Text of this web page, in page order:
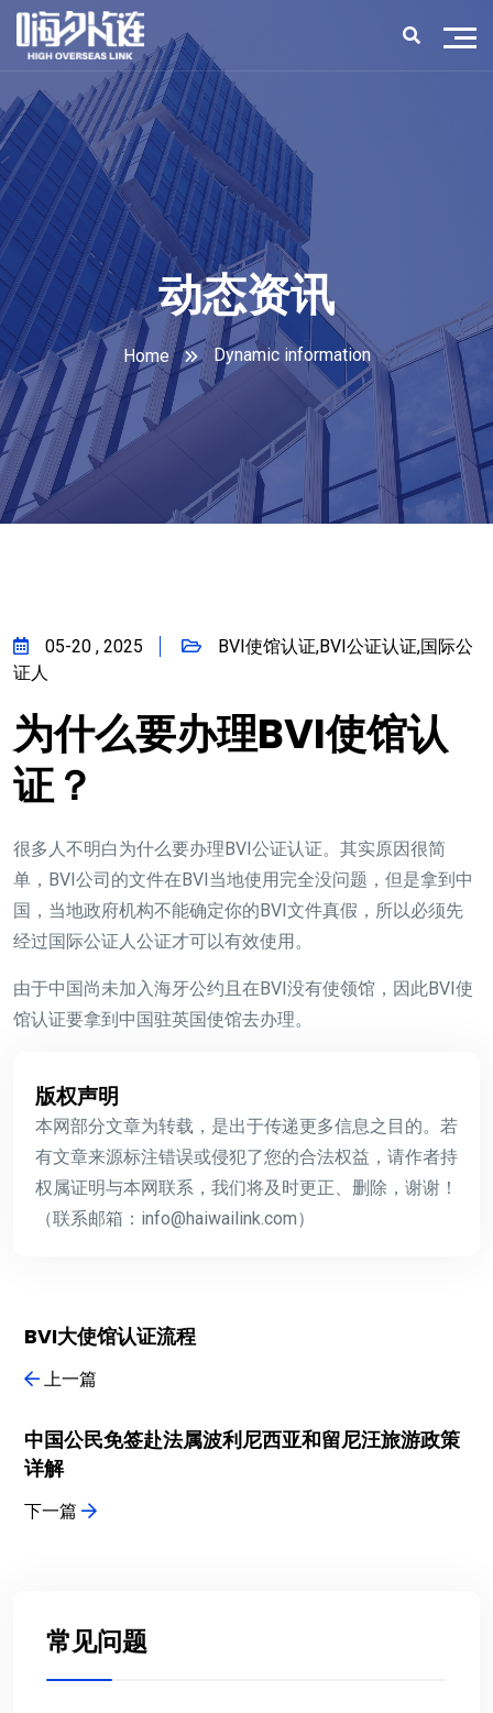
动态资讯
Home Dynamic information
05-20 , 2025
BVI使馆认证,BVI公证认证,国际公
证人
为什么要办理BVI使馆认
证？
很多人不明白为什么要办理BVI公证认证。其实原因很简
单，BVI公司的文件在BVI当地使用完全没问题，但是拿到中
国，当地政府机构不能确定你的BVI文件真假，所以必须先
经过国际公证人公证才可以有效使用。
由于中国尚未加入海牙公约且在BVI没有使领馆，因此BVI使
馆认证要拿到中国驻英国使馆去办理。
版权声明
本网部分文章为转载，是出于传递更多信息之目的。若
有文章来源标注错误或侵犯了您的合法权益，请作者持
权属证明与本网联系，我们将及时更正、删除，谢谢！
（联系邮箱：info@haiwailink.com）
BVI大使馆认证流程
上一篇
中国公民免签赴法属波利尼西亚和留尼汪旅游政策
详解
下一篇
常见问题